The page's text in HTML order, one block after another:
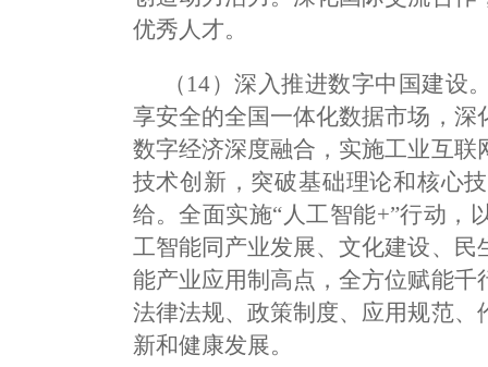
优秀人才。
（14）深入推进数字中国建
享安全的全国一体化数据市场，
数字经济深度融合，实施工业互
技术创新，突破基础理论和核心
给。全面实施“人工智能+”行动，
工智能同产业发展、文化建设、
能产业应用制高点，全方位赋能
法律法规、政策制度、应用规范
新和健康发展。